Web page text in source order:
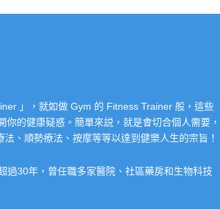
」，就如做 Gym 的 Fitness Trainer 般，這些
你的健康疑惑。簡單來説，就是會切合個人需要，
、順勢療法、按摩等等以達到健樂人生的宗旨！
過30年，曾任職多家醫院、社區藥房和生物科技